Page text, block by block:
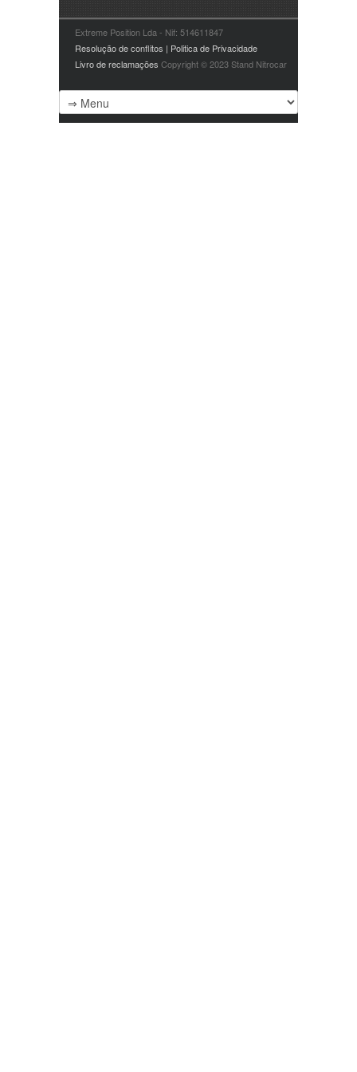
Extreme Position Lda - Nif: 514611847
Resolução de conflitos | Politica de Privacidade
Livro de reclamações Copyright © 2023 Stand Nitrocar